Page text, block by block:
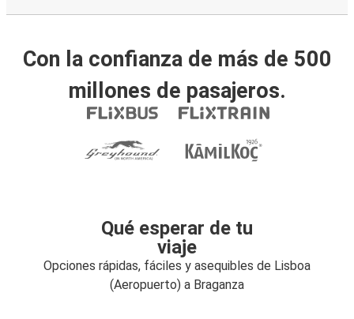
Con la confianza de más de 500
millones de pasajeros.
Qué esperar de tu
viaje
Opciones rápidas, fáciles y asequibles de Lisboa
(Aeropuerto) a Braganza